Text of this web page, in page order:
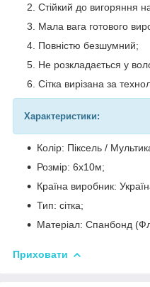
Стійкий до вигоряння
Мала вага готового
Повністю безшумний;
Не розкладається у
Сітка вирізана за
Характеристики:
Колір: Піксель /
Розмір: 6х10м;
Країна виробник:
Тип: сітка;
Матеріал: Спанбонд
Приховати